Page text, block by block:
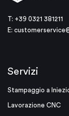
T: +39 0321 381211
E:
Servizi
Stampaggio a
Lavorazione CNC